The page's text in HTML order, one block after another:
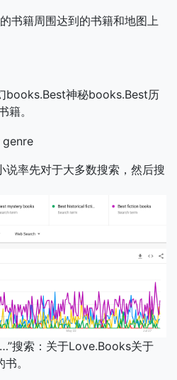
书籍周围达到的书籍和地图上
books.Best神秘books.Best历
籍。
说率先对于大多数搜索，然后搜
搜索：关于Love.Books关于
。